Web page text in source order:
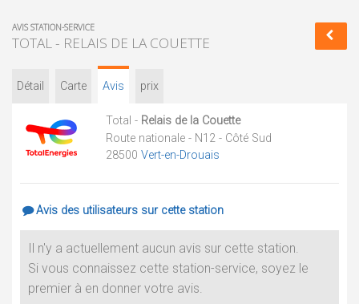
AVIS STATION-SERVICE
TOTAL - RELAIS DE LA COUETTE
Détail Carte Avis prix
Total - Relais de la Couette
Route nationale - N12 - Côté Sud
28500 Vert-en-Drouais
Avis des utilisateurs sur cette station
Il n'y a actuellement aucun avis sur cette station.
Si vous connaissez cette station-service, soyez le
premier à en donner votre avis.